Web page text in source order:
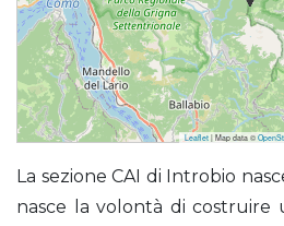
Leaflet | Map data ©
La sezione CAI di Introbio
nasce la volontà di costruire